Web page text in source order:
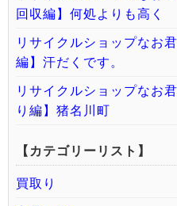
回収編】何処よりも高く
リサイクルショップなお
編】汗だくです。
リサイクルショップなお
り編】猪名川町
【カテゴリーリスト】
買取り